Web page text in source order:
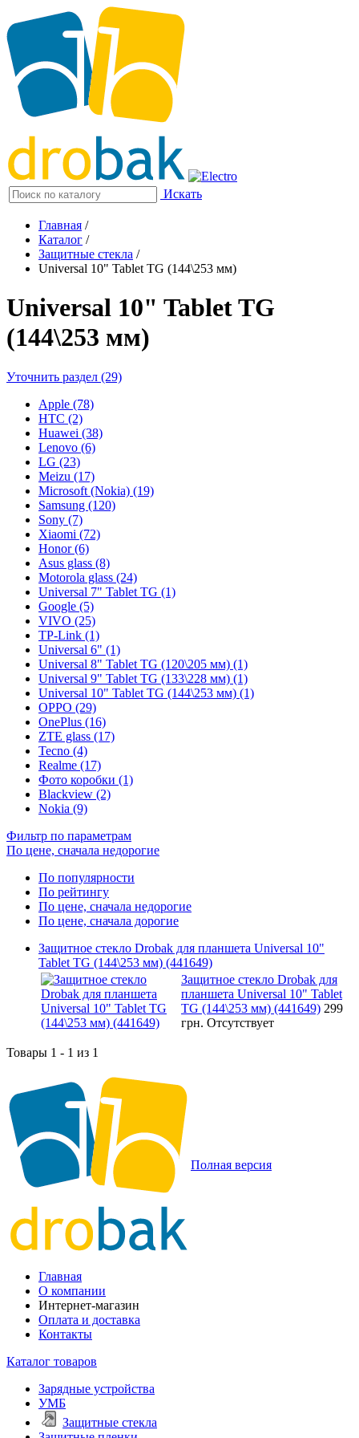
Искать
Главная /
Каталог /
Защитные стекла /
Universal 10" Tablet TG (144\253 мм)
Universal 10" Tablet TG
(144\253 мм)
Уточнить раздел (29)
Apple (78)
HTC (2)
Huawei (38)
Lenovo (6)
LG (23)
Meizu (17)
Microsoft (Nokia) (19)
Samsung (120)
Sony (7)
Xiaomi (72)
Honor (6)
Asus glass (8)
Motorola glass (24)
Universal 7" Tablet TG (1)
Google (5)
VIVO (25)
TP-Link (1)
Universal 6" (1)
Universal 8" Tablet TG (120\205 мм) (1)
Universal 9" Tablet TG (133\228 мм) (1)
Universal 10" Tablet TG (144\253 мм) (1)
OPPO (29)
OnePlus (16)
ZTE glass (17)
Tecno (4)
Realme (17)
Фото коробки (1)
Blackview (2)
Nokia (9)
Фильтр по параметрам
По цене, сначала недорогие
По популярности
По рейтингу
По цене, сначала недорогие
По цене, сначала дорогие
Защитное стекло Drobak для планшета Universal 10"
Tablet TG (144\253 мм) (441649)
Защитное стекло Drobak для
планшета Universal 10" Tablet
TG (144\253 мм) (441649) 299
грн. Отсутствует
Товары 1 - 1 из 1
Полная версия
Главная
О компании
Интернет-магазин
Оплата и доставка
Контакты
Каталог товаров
Зарядные устройства
УМБ
Защитные стекла